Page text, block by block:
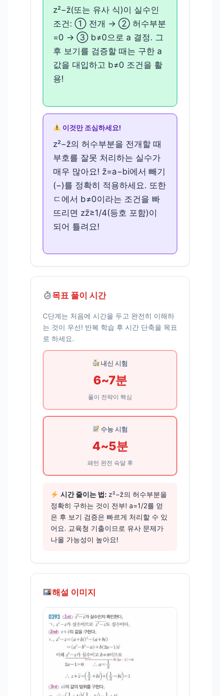
z²−z̄(또는 유사 식)이 실수인
조건: ① 전개 → ② 허수부분
=0 → ③ b≠0으로 a 결정. 그
후 보기를 검증할 때는 구한 a
값을 대입하고 b≠0 조건을 활
용!
이것만 조심하세요!
z²−z̄의 허수부분을 전개할 때
부호를 잘못 처리하는 실수가
매우 많아요! z̄=a−bi에서 빼기
(−)를 정확히 적용하세요. 또한
ㄷ에서 b≠0이라는 조건을 빠
뜨리면 zz̄≥1/4(등호 포함)이
되어 틀려요!
목표 풀이 시간
C단계는 처음에 시간을 두고 완전히 이해하
는 것이 우선! 반복 학습 후 시간 단축을 목표
로 하세요.
내신 시험
6~7분
풀이 전략이 핵심
수능 시험
4~5분
패턴 완전 숙달 후
시간 줄이는 법:z²−z̄의 허수부분을
정확히 구하는 것이 전부! a=1/2를 얻
은 후 보기 검증은 빠르게 처리할 수 있
어요. 교육청 기출이므로 유사 문제가
나올 가능성이 높아요!
해설 이미지